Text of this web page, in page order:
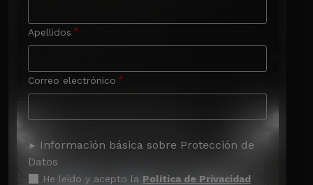
Apellidos
Correo electrónico
Información básica sobre Protección de
Datos
He leído y acepto la Política de Privacidad